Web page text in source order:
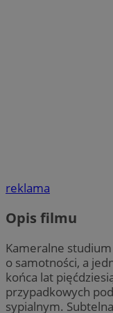
reklama
Opis filmu
Kameralne
o samotności, a
końca lat
przypadkowych
sypialnym.